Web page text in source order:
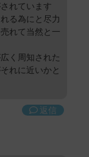
れています
る為にと尽力
れて当然と一
く周知された
れに近いかと
返信